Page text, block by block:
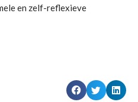
en zelf-reflexieve